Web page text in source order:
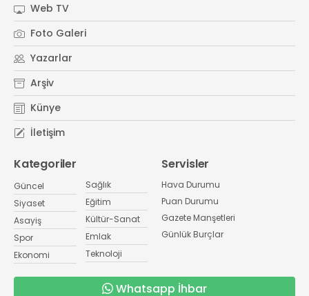
Web TV
Foto Galeri
Yazarlar
Arşiv
Künye
İletişim
Kategoriler
Güncel
Siyaset
Asayiş
Spor
Ekonomi
Sağlık
Eğitim
Kültür-Sanat
Emlak
Teknoloji
Servisler
Hava Durumu
Puan Durumu
Gazete Manşetleri
Günlük Burçlar
Whatsapp İhbar